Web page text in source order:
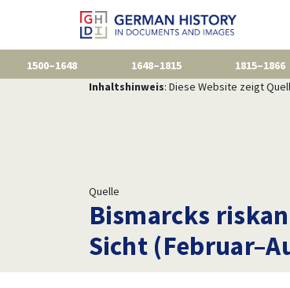
1500–1648 1648–1815 1815–1866
Inhaltshinweis: Diese Website zeigt
Quelle
Bismarcks
Sicht